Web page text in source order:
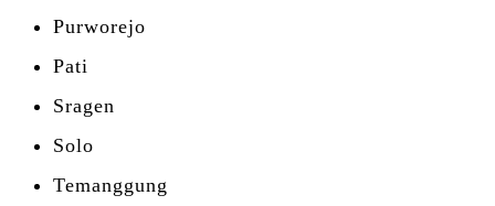
Purworejo
Pati
Sragen
Solo
Temanggung